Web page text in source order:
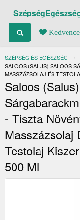
SZÉPSÉG ÉS EGÉSZSÉG
JELENLEGI:
SALOOS (SALUS) SALOOS
MASSZÁZSOLAJ ÉS
Saloos
- Tiszta
Masszázsolaj
Testolaj
500 Ml